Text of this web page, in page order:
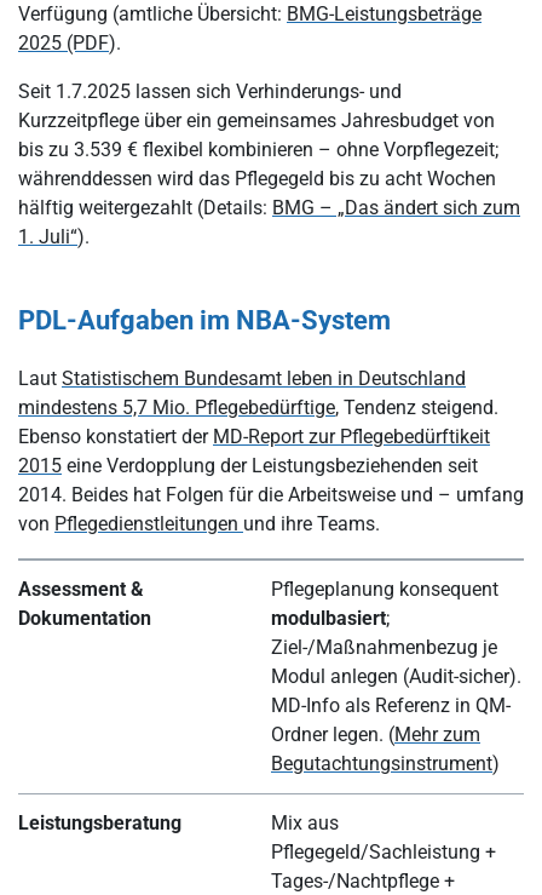
Verfügung (amtliche Übersicht: BMG-Leistungsbeträge
2025 (PDF).
Seit 1.7.2025 lassen sich Verhinderungs- und
Kurzzeitpflege über ein gemeinsames Jahresbudget von
bis zu 3.539 € flexibel kombinieren – ohne Vorpflegezeit;
währenddessen wird das Pflegegeld bis zu acht Wochen
hälftig weitergezahlt (Details: BMG – „Das ändert sich zum
1. Juli“).
PDL-Aufgaben im NBA-System
Laut Statistischem Bundesamt leben in Deutschland
mindestens 5,7 Mio. Pflegebedürftige, Tendenz steigend.
Ebenso konstatiert der MD-Report zur Pflegebedürftikeit
2015 eine Verdopplung der Leistungsbeziehenden seit
2014. Beides hat Folgen für die Arbeitsweise und – umfang
von Pflegedienstleitungen und ihre Teams.
Assessment &
Dokumentation
Pflegeplanung konsequent
modulbasiert;
Ziel-/Maßnahmenbezug je
Modul anlegen (Audit-sicher).
MD-Info als Referenz in QM-
Ordner legen. (Mehr zum
Begutachtungsinstrument)
Leistungsberatung
Mix aus
Pflegegeld/Sachleistung +
Tages-/Nachtpflege +